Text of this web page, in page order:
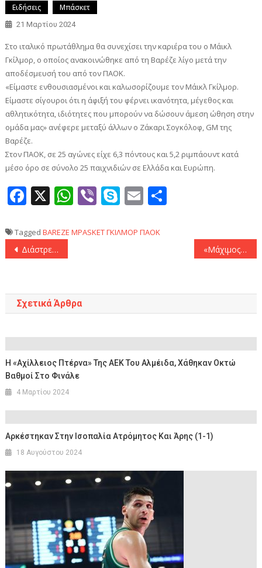
Ειδήσεις Μπάσκετ
21 Μαρτίου 2024
Στο ιταλικό πρωτάθλημα θα συνεχίσει την καριέρα του ο Μάικλ
Γκίλμορ, ο οποίος ανακοινώθηκε από τη Βαρέζε λίγο μετά την
αποδέσμευσή του από τον ΠΑΟΚ.
«Είμαστε ενθουσιασμένοι και καλωσορίζουμε τον Μάικλ Γκίλμορ.
Είμαστε σίγουροι ότι η άφιξή του φέρνει ικανότητα, μέγεθος και
αθλητικότητα, ιδιότητες που μπορούν να δώσουν άμεση ώθηση στην
ομάδα μας» ανέφερε μεταξύ άλλων ο Ζάκαρι Σογκόλοφ, GM της
Βαρέζε.
Στον ΠΑΟΚ, σε 25 αγώνες είχε 6,3 πόντους και 5,2 ριμπάουντ κατά
μέσο όρο σε σύνολο 25 παιχνιδιών σε Ελλάδα και Ευρώπη.
Facebook
X WhatsApp
ViberSkype
Email
Tagged BAREZE MPASKETΓΚΙΛΜΟΡ ΠΑΟΚ
Πλοήγηση
Διάστρεμμα για τον Τσιγγάρα στον ΠΑΟΚ «Μάχιμος» ο Βιλντόσα κόντρα στην Μπαρτσελόνα!
Σχετικά Άρθρα
Η «αχίλλειος Πτέρνα» Της ΑΕΚ Του Αλμέιδα, Χάθηκαν Οκτώ
Βαθμοί Στο Φινάλε
4 Μαρτίου 2024
Αρκέστηκαν Στην Ισοπαλία Ατρόμητος Και Άρης (1-1)
18 Αυγούστου 2024